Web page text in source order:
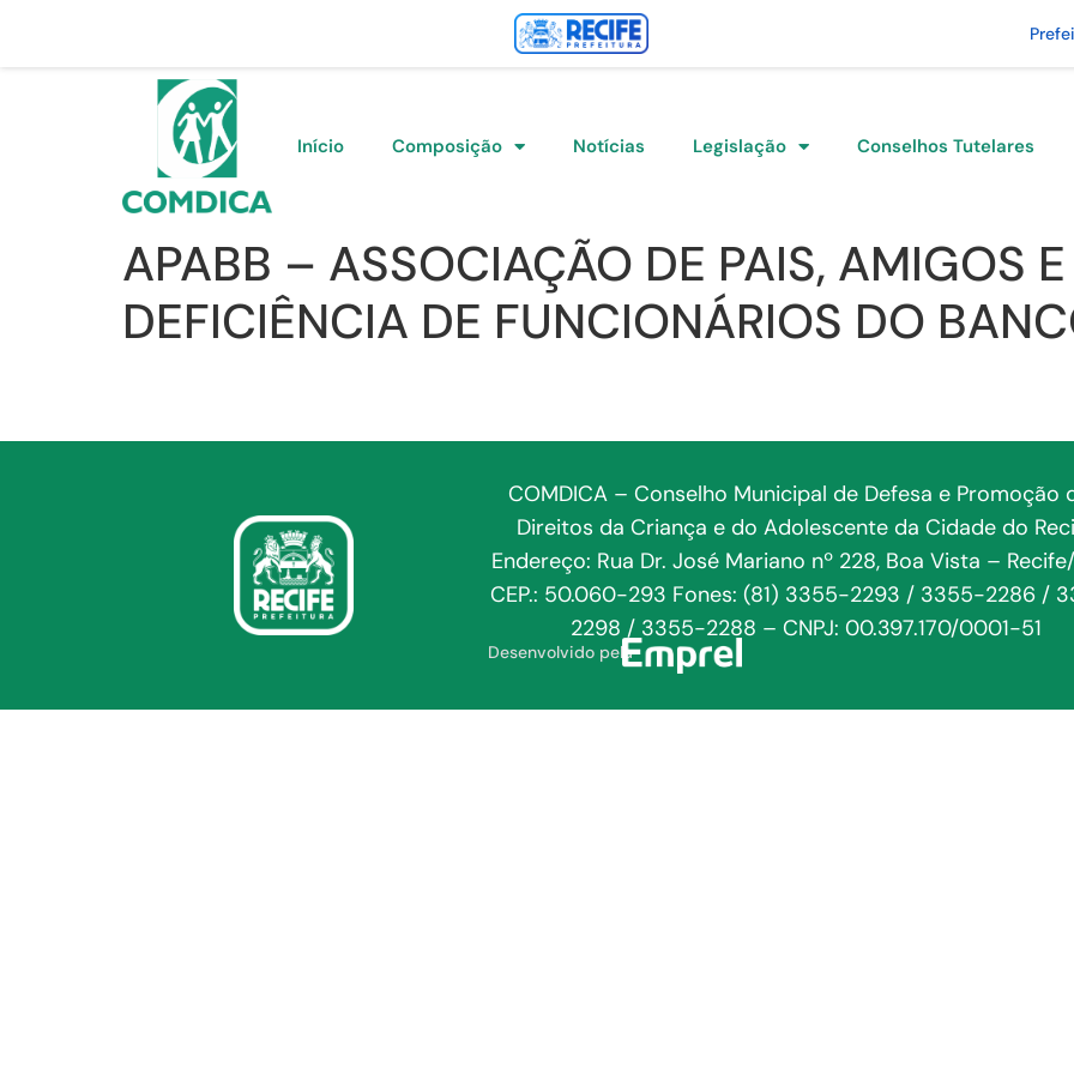
Início Composição Notícias Legislação Conselhos Tutelares
APABB – ASSOCIAÇÃO DE PAIS, AMIGOS
DEFICIÊNCIA DE FUNCIONÁRIOS DO
COMDICA – Conselho Municipal de Defesa e Promoção
Direitos da Criança e do Adolescente da Cidade do
Endereço: Rua Dr. José Mariano nº 228, Boa Vista –
CEP.: 50.060-293 Fones: (81) 3355-2293 / 3355-2286 /
2298 / 3355-2288 – CNPJ: 00.397.170/0001-51
Desenvolvido pela